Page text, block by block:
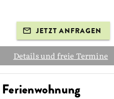
JETZT ANFRAGEN
Details und freie Termine
Ferienwohnung